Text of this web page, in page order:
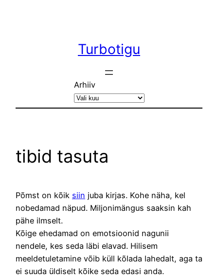
Turbotigu
Arhiiv
tibid tasuta
Põmst on kõik siin juba kirjas. Kohe näha, kel
nobedamad näpud. Miljonimängus saaksin kah
pähe ilmselt.
Kõige ehedamad on emotsioonid nagunii
nendele, kes seda läbi elavad. Hilisem
meeldetuletamine võib küll kõlada lahedalt, aga ta
ei suuda üldiselt kõike seda edasi anda.